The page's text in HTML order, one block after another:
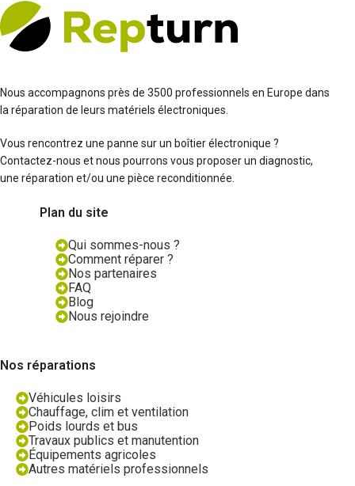
Nous accompagnons près de 3500 professionnels en Europe dans
la réparation de leurs matériels électroniques.
Vous rencontrez une panne sur un boîtier électronique ?
Contactez-nous et nous pourrons vous proposer un diagnostic,
une réparation et/ou une pièce reconditionnée.
Plan du site
Qui sommes-nous ?
Comment réparer ?
Nos partenaires
FAQ
Blog
Nous rejoindre
Nos réparations
Véhicules loisirs
Chauffage, clim et ventilation
Poids lourds et bus
Travaux publics et manutention
Équipements agricoles
Autres matériels professionnels